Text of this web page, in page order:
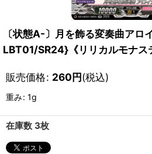
〔状態A-〕月を飾る変奏曲アロ
LBT01/SR24}《リリカルモナス
販売価格: 260円(税込)
重み: 1g
在庫数 3枚